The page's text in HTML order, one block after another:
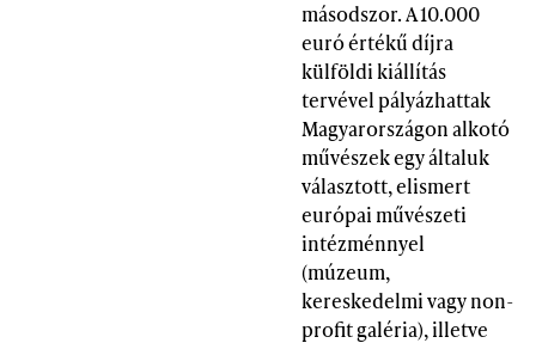
másodszor. A 10.000
euró értékű díjra
külföldi kiállítás
tervével pályázhattak
Magyarországon alkotó
művészek egy általuk
választott, elismert
európai művészeti
intézménnyel
(múzeum,
kereskedelmi vagy non-
profit galéria), illetve